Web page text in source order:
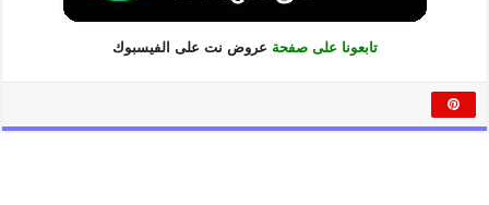
تابعونا على صفحة عروض نت على الفيسبوك